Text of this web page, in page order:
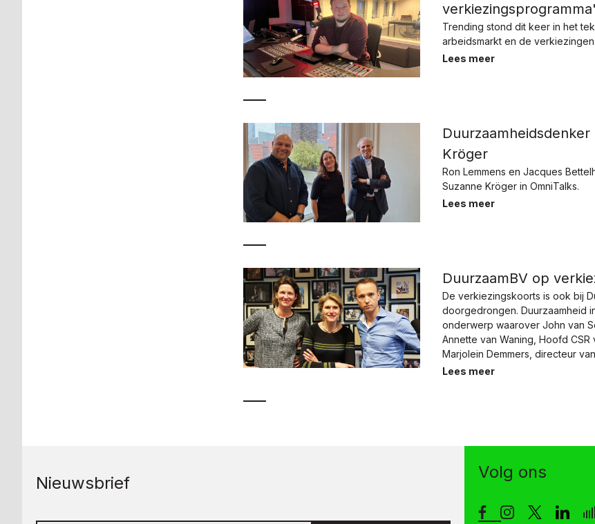
Trending stond dit keer in het
arbeidsmarkt en de verkiezingen.
Lees meer
Duurzaamheidsdenker
Kröger
Ron Lemmens en Jacques
Suzanne Kröger in OmniTalks.
Lees meer
DuurzaamBV op
De verkiezingskoorts is ook bij
doorgedrongen. Duurzaamheid
onderwerp waarover John van
Annette van Waning, Hoofd
Marjolein Demmers, directeur
Lees meer
Nieuwsbrief
Volg ons